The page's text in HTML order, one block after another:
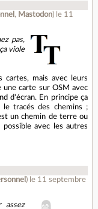
, Mastodon) le 11
pas,
viole
cartes, mais avec leurs
une carte sur OSM avec
d'écran. En principe ça
le tracés des chemins ;
un chemin de terre ou
avec les autres
) le 11 septembre
assez